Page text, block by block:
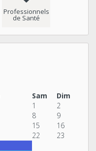
Professionnels
de Santé
Sam
Dim
1
2
8
9
15
16
22 23